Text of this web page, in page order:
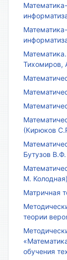
Тихомиров,
(Кирюков
Бутузов В.Ф.
М. Колодная)
Матричная
теории
обучения